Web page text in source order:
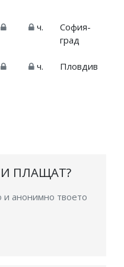
ч.
София-
град
ч. Пловдив
ПЛАЩАТ?
и анонимно твоето